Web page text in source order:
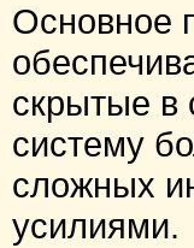
Основное
скрытые в
систему
сложных
усилиями.